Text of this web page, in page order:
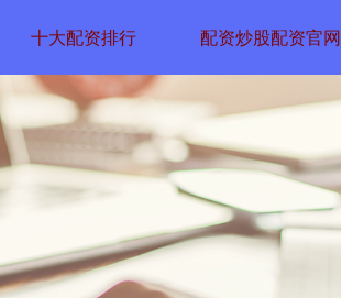
十大配资排行 配资炒股配资官网